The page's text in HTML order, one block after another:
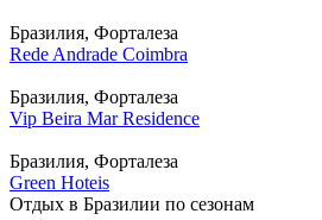
Бразилия, Форталеза
Rede Andrade Coimbra
Бразилия, Форталеза
Vip Beira Mar Residence
Бразилия, Форталеза
Green Hoteis
Отдых в Бразилии по сезонам